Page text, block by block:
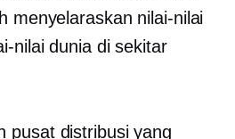
menyelaraskan nilai-nilai
nilai dunia di sekitar
pusat distribusi yang